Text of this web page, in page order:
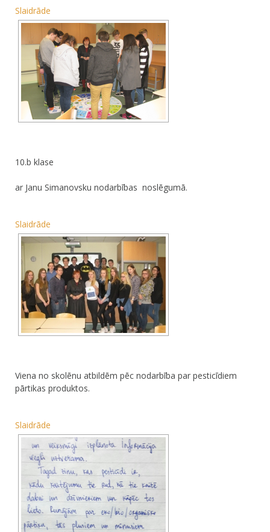
Slaidrāde
10.b klase
ar Janu Simanovsku nodarbības noslēgumā.
Slaidrāde
Viena no skolēnu atbildēm pēc nodarbība par pesticīdiem
pārtikas produktos.
Slaidrāde